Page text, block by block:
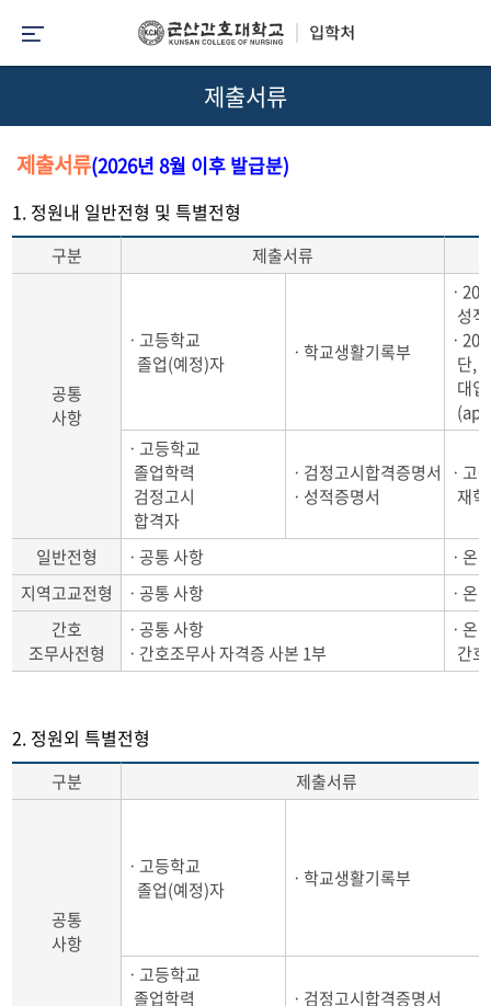
제출서류
제출서류(2026년 8월 이후 발급분)
1. 정원내 일반전형 및 특별전형
구분 제출서류
공통
사항
ㆍ고등학교
졸업(예정)자
ㆍ학교생활기록부
ㆍ
성
ㆍ
단,
대
ㆍ고등학교
졸업학력
검정고시
합격자
ㆍ검정고시합격증명서
ㆍ성적증명서
ㆍ고
재
일반전형 ㆍ공통 사항
ㆍ온
지역고교전형
ㆍ공통 사항
ㆍ온
간호
조무사전형
ㆍ공통 사항
ㆍ간호조무사 자격증 사본 1부
ㆍ온
간
2. 정원외 특별전형
구분 제출서류
공통
사항
ㆍ고등학교
졸업(예정)자
ㆍ학교생활기록부
ㆍ고등학교
졸업학력
ㆍ검정고시합격증명서